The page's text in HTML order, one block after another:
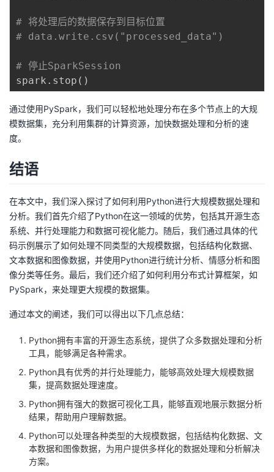
# 将处理后的数据保存到目标位置
# data.write.csv("processed_data")
# 停止SparkSession
spark . stop ( )
通过使用PySpark，我们可以轻松地处理分布在多个节点上的大规
模数据集，充分利用集群的计算资源，加快数据处理和分析的速
度。
结语
在本文中，我们深入探讨了如何利用Python进行大规模数据处理和
分析。我们首先介绍了Python在这一领域的优势，包括其开源生态
系统、并行处理能力和数据可视化能力。随后，我们通过具体的代
码示例展示了如何处理不同类型的大规模数据，包括结构化数据、
文本数据和图像数据，并使用Python进行统计分析、情感分析和图
像分类等任务。最后，我们还介绍了如何利用分布式计算框架，如
PySpark，来处理更大规模的数据集。
通过本文的阐述，我们可以得出以下几点总结：
Python拥有丰富的开源生态系统，提供了众多数据处理和分析
工具，能够满足各种需求。
Python具有优秀的并行处理能力，能够高效处理大规模数据
集，提高数据处理速度。
Python拥有强大的数据可视化工具，能够直观地展示数据分析
结果，帮助用户理解数据。
Python可以处理各种类型的大规模数据，包括结构化数据、文
本数据和图像数据，为用户提供多样化的数据处理和分析解决
方案。